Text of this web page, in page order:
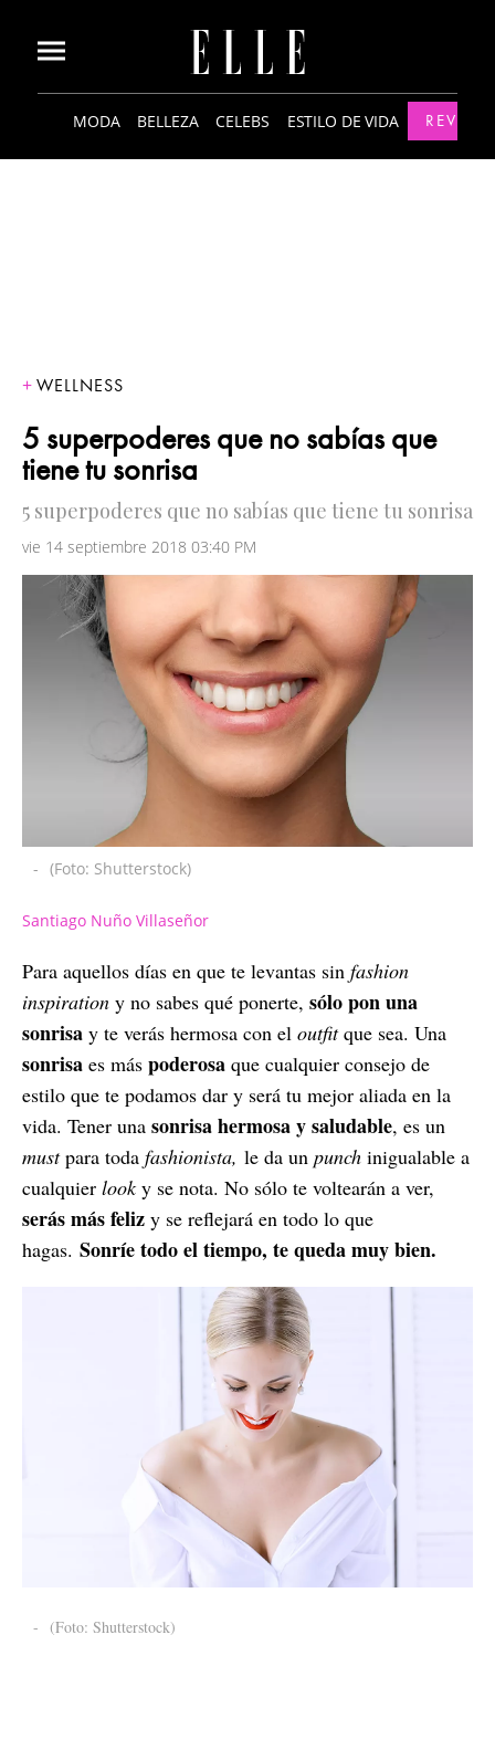
MODA BELLEZA CELEBS ESTILO DE VIDA
WELLNESS
5 superpoderes que no sabías que
tiene tu sonrisa
5 superpoderes que no sabías que tiene tu sonrisa
vie 14 septiembre 2018 03:40 PM
- (Foto: Shutterstock)
Santiago Nuño Villaseñor
Para aquellos días en que te levantas sin fashion
inspiration y no sabes qué ponerte, sólo pon una
sonrisa y te verás hermosa con el outfitque sea. Una
sonrisa es más poderosa que cualquier consejo de
estilo que te podamos dar y será tu mejor aliada en la
vida. Tener una sonrisa hermosa y saludable, es un
mustpara toda fashionista, le da un punch inigualable a
cualquier looky se nota. No sólo te voltearán a ver,
serás más feliz y se reflejará en todo lo que
hagas. Sonríe todo el tiempo, te queda muy bien.
- (Foto: Shutterstock)